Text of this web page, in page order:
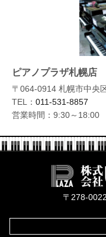
ピアノプラザ札幌店
〒064-0914 札幌市中央
TEL： 011-531-8857
営業時間：9:30～18:00
〒278-